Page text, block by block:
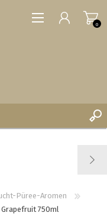
0
Püree-Aromen
750ml